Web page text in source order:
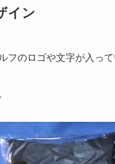
イン
フのロゴや文字が入っ